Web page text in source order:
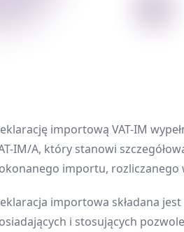
importową VAT-IM
IM/A, który stanowi
importu, rozliczanego
importowa składana
i stosujących